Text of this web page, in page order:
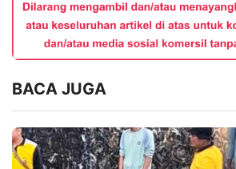
BACA JUGA